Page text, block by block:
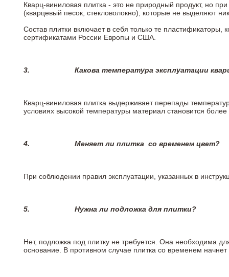
Кварц-виниловая плитка - это не природный продукт, но
(кварцевый песок, стекловолокно), которые не выделяют
Состав плитки включает в себя только те
сертификатами России Европы и США.
3. Какова температура эксплуатации
Кварц-виниловая плитка выдерживает перепады
условиях высокой температуры материал становится
4. Меняет ли плитка со временем цвет?
При соблюдении правил эксплуатации, указанных в
5. Нужна ли подложка для плитки?
Нет, подложка под плитку не требуется. Она необходима
основание. В противном случае плитка со временем